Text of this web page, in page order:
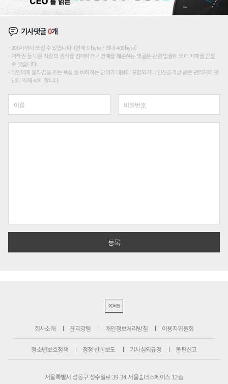
기사댓글0개
200자까지 쓰실 수 있습니다. (현재 0 byte / 최대 400byte)
저작권 등 다른 사람의 권리를 침해하거나 명예를 훼손하는 댓글은 관련 법률에 의해 제재를 받을
수 있습니다.
타인에게 불쾌감을 주는 욕설 등 비하하는 단어가 내용에 포함되거나 인신공격성 글은 관리자의 판
단에 의해 삭제 합니다.
PC버전
회사소개 윤리강령 개인정보처리방침 이용자위원회
청소년보호정책 정정·반론보도 기사심의규정 불편신고
서울특별시 성동구 성수일로 39-34 서울숲더스페이스 12층